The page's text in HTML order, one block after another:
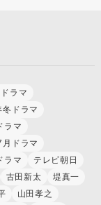
ラマ
ドラマ
ラマ
ドラマ
ラマ
テレビ朝日
古田新太
堤真一
山田孝之